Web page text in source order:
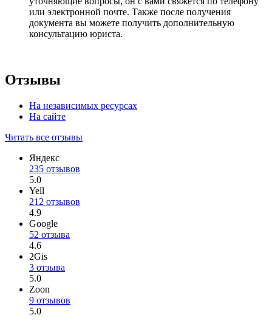
или электронной почте. Также после получения
документа вы можете получить дополнительную
консультацию юриста.
Отзывы
На независимых ресурсах
На сайте
Читать все отзывы
Яндекс
235 отзывов
5.0
Yell
212 отзывов
4.9
Google
52 отзыва
4.6
2Gis
3 отзыва
5.0
Zoon
9 отзывов
5.0